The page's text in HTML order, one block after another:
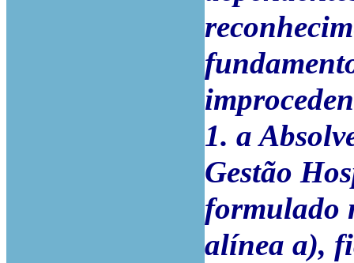
1. a
Gestão
formulado
alínea a),